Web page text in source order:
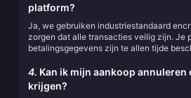
platform?
Ja, we gebruiken industriestandaard
zorgen dat alle transacties veilig zijn. Je
betalingsgegevens zijn te allen tijde
4. Kan ik mijn aankoop
krijgen?